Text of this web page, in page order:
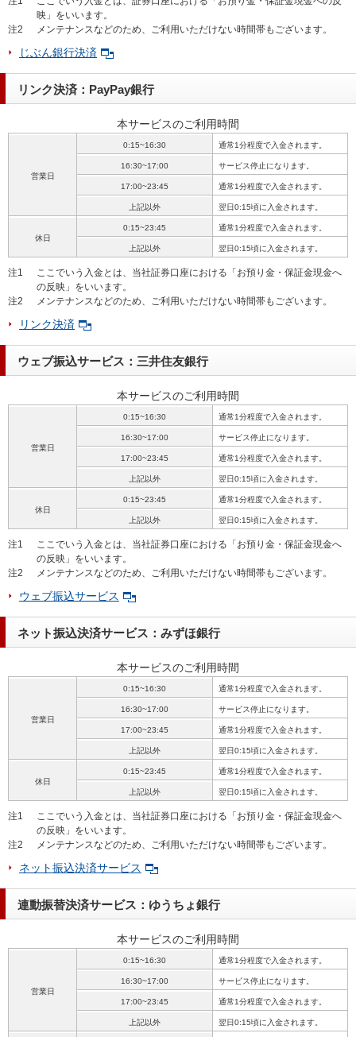
映」をいいます。
注2
メンテナンスなどのため、ご利用いただけない時間帯もございます。
じぶん銀行決済
リンク決済：PayPay銀行
本サービスのご利用時間
営業日
0:15~16:30 通常1分程度で入金されます。
16:30~17:00 サービス停止になります。
17:00~23:45 通常1分程度で入金されます。
上記以外 翌日0:15頃に入金されます。
休日
0:15~23:45 通常1分程度で入金されます。
上記以外 翌日0:15頃に入金されます。
注1
ここでいう入金とは、当社証券口座における「お預り金・保証金現金へ
の反映」をいいます。
注2
メンテナンスなどのため、ご利用いただけない時間帯もございます。
リンク決済
ウェブ振込サービス：三井住友銀行
本サービスのご利用時間
営業日
0:15~16:30 通常1分程度で入金されます。
16:30~17:00 サービス停止になります。
17:00~23:45 通常1分程度で入金されます。
上記以外 翌日0:15頃に入金されます。
休日
0:15~23:45 通常1分程度で入金されます。
上記以外 翌日0:15頃に入金されます。
注1
ここでいう入金とは、当社証券口座における「お預り金・保証金現金へ
の反映」をいいます。
注2
メンテナンスなどのため、ご利用いただけない時間帯もございます。
ウェブ振込サービス
ネット振込決済サービス：みずほ銀行
本サービスのご利用時間
営業日
0:15~16:30 通常1分程度で入金されます。
16:30~17:00 サービス停止になります。
17:00~23:45 通常1分程度で入金されます。
上記以外 翌日0:15頃に入金されます。
休日
0:15~23:45 通常1分程度で入金されます。
上記以外 翌日0:15頃に入金されます。
注1
ここでいう入金とは、当社証券口座における「お預り金・保証金現金へ
の反映」をいいます。
注2
メンテナンスなどのため、ご利用いただけない時間帯もございます。
ネット振込決済サービス
連動振替決済サービス：ゆうちょ銀行
本サービスのご利用時間
営業日
0:15~16:30 通常1分程度で入金されます。
16:30~17:00 サービス停止になります。
17:00~23:45 通常1分程度で入金されます。
上記以外 翌日0:15頃に入金されます。